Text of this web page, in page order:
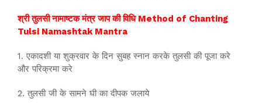
श्री तुलसी नामाष्टक मंत्र जाप की विधि Method of Chanting
Tulsi Namashtak Mantra
1. एकादशी या शुक्रवार के दिन सुबह स्नान करके तुलसी की पूजा करे
और परिक्रमा करे
2. तुलसी जी के सामने घी का दीपक जलाये